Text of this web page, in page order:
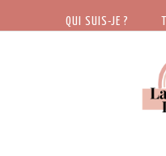
QUI SUIS-JE ?